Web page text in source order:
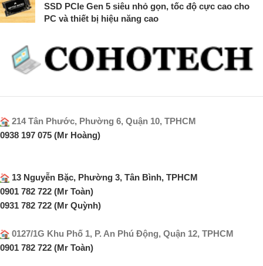
SSD PCIe Gen 5 siêu nhỏ gọn, tốc độ cực cao cho
PC và thiết bị hiệu năng cao
214 Tân Phước, Phường 6, Quận 10, TPHCM
0938 197 075 (Mr Hoàng)
13 Nguyễn Bặc, Phường 3, Tân Bình, TPHCM
0901 782 722 (Mr Toàn)
0931 782 722 (Mr Quỳnh)
0127/1G Khu Phố 1, P. An Phú Động, Quận 12, TPHCM
0901 782 722 (Mr Toàn)